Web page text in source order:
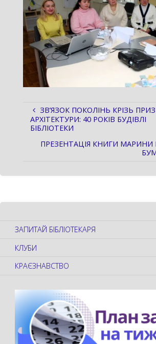
ЗВ’ЯЗОК ПОКОЛІНЬ КРІЗЬ
АРХІТЕКТУРИ: 40 РОКІВ БУДІВЛІ
БІБЛІОТЕКИ
ПРЕЗЕНТАЦІЯ КНИГИ МАРИНИ
ЗАПИТАЙ БІБЛІОТЕКАРЯ
КЛУБИ
КРАЄЗНАВСТВО